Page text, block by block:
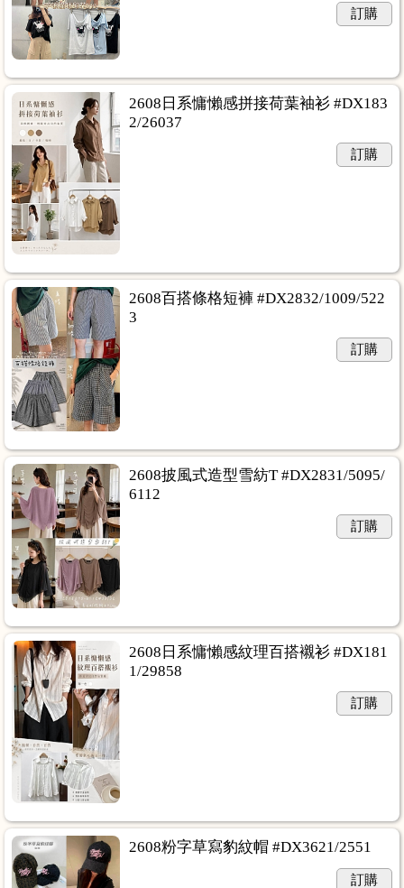
訂購
2608日系慵懶感拼接荷葉袖衫 #DX183
2/26037
訂購
2608百搭條格短褲 #DX2832/1009/522
3
訂購
2608披風式造型雪紡T #DX2831/5095/
6112
訂購
2608日系慵懶感紋理百搭襯衫 #DX181
1/29858
訂購
2608粉字草寫豹紋帽 #DX3621/2551
訂購